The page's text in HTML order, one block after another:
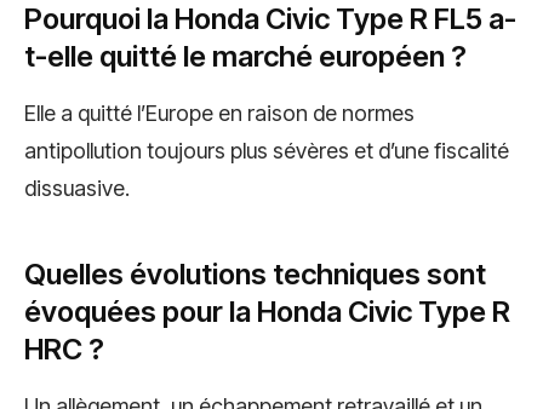
Pourquoi la Honda Civic Type R FL5 a-
t-elle quitté le marché européen ?
Elle a quitté l’Europe en raison de normes
antipollution toujours plus sévères et d’une fiscalité
dissuasive.
Quelles évolutions techniques sont
évoquées pour la Honda Civic Type R
HRC ?